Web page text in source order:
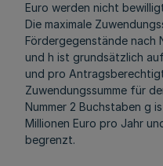
Euro werden nicht
Die maximale
Fördergegenstände nach
und h ist grundsätzlich
und pro
Zuwendungssumme für
Nummer 2 Buchstaben g
Millionen Euro pro Jahr
begrenzt.